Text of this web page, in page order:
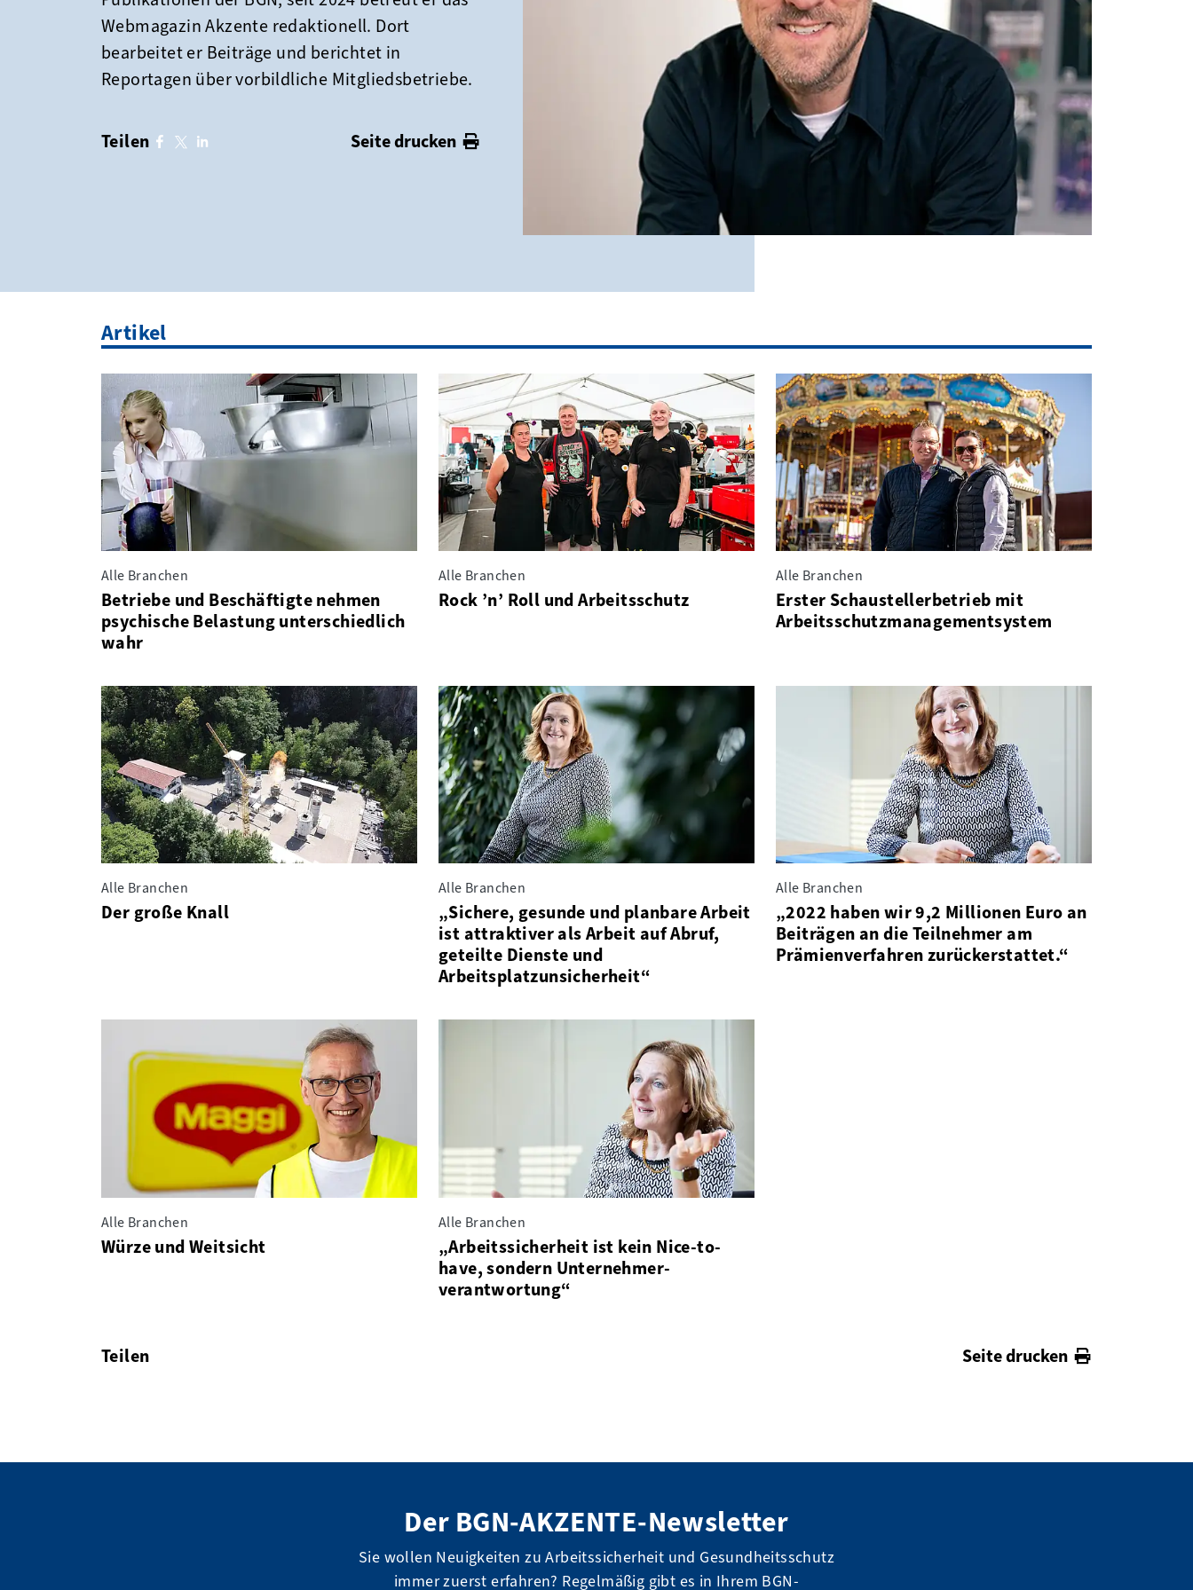
Webmagazin Akzente redaktionell. Dort
bearbeitet er Beiträge und berichtet in
Reportagen über vorbildliche Mitgliedsbetriebe.
Teilen Seite drucken
Artikel
Alle Branchen
Betriebe und Beschäftigte nehmen
psychische Belastung unterschiedlich
wahr
Alle Branchen
Rock ’n’ Roll und Arbeitsschutz
Alle Branchen
Erster Schau­steller­betrieb mit
Arbeits­schutz­management­system
Alle Branchen
Der große Knall
Alle Branchen
„Sichere, gesunde und planbare Arbeit
ist attraktiver als Arbeit auf Abruf,
geteilte Dienste und
Arbeitsplatzunsicherheit“
Alle Branchen
„2022 haben wir 9,2 Millionen Euro an
Beiträgen an die Teilnehmer am
Prämienverfahren zurückerstattet.“
Alle Branchen
Würze und Weitsicht
Alle Branchen
„Arbeitssicherheit ist kein Nice-to-
have, sondern Unternehmer­
verantwortung“
Teilen Seite drucken
Der BGN-AKZENTE-Newsletter
Sie wollen Neuigkeiten zu Arbeitssicherheit und Gesundheitsschutz
immer zuerst erfahren? Regelmäßig gibt es in Ihrem BGN-